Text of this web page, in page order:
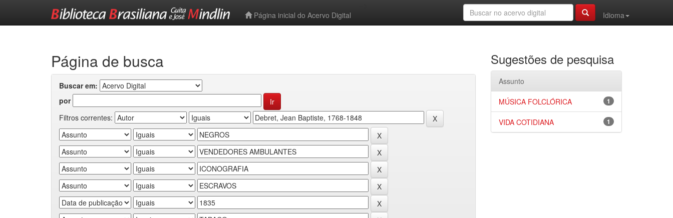
Página inicial do Acervo Digital
Idioma
Página de busca
Buscar em:
por
Filtros correntes:
Sugestões de pesquisa
Assunto
1
MÚSICA FOLCLÓRICA
1
VIDA COTIDIANA